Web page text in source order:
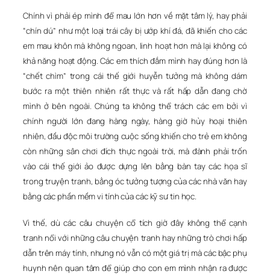
Chính vì phải ép mình để mau lớn hơn về mặt tâm lý, hay phải
“chín dú” như một loại trái cây bị ướp khí đá, đã khiến cho các
em mau khôn mà không ngoan, linh hoạt hơn mà lại không có
khả năng hoạt động. Các em thích đắm mình hay đúng hơn là
“chết chìm” trong cái thế giới huyễn tưởng mà không dám
bước ra một thiên nhiên rất thực và rất hấp dẫn đang chờ
mình ở bên ngoài. Chúng ta không thể trách các em bởi vì
chính người lớn đang hàng ngày, hàng giờ hủy hoại thiên
nhiên, đầu độc môi trường cuộc sống khiến cho trẻ em không
còn những sân chơi đích thực ngoài trời, mà đành phải trốn
vào cái thế giới ảo được dựng lên bằng bàn tay các họa sĩ
trong truyện tranh, bằng óc tưởng tượng của các nhà văn hay
bằng các phần mềm vi tính của các kỹ sư tin học.
Vì thế, dù các câu chuyện cổ tích giờ đây không thể cạnh
tranh nổi với những câu chuyện tranh hay những trò chơi hấp
dẫn trên máy tính, nhưng nó vẫn có một giá trị mà các bậc phụ
huynh nên quan tâm để giúp cho con em mình nhận ra được